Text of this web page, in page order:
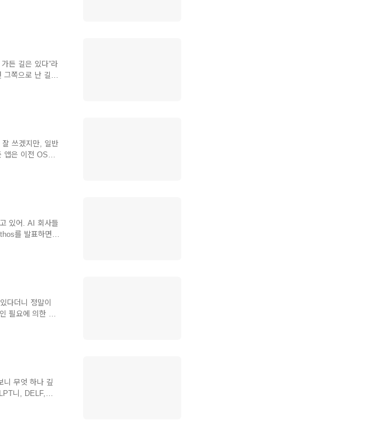
면 좋겠다는 생
+ WEBP =
도 만들어..
든 길은 있다”라
그쪽으로 난 길이
, 어떤 방향으
이를 모식적으
정..
쓰겠지만, 일반
앱은 이전 OS의
하여 이름
10배는 더 들었
있어. AI 회사들
를 발표하면서
, 이번 주에는
수 있을 것 같은
드는..
다더니 정말이
필요에 의한 거
뻗어 봤는데,
작업에 영향을
치면 다시 돌려
니 무엇 하나 깊
니, DELF,
급을 먼저 따보